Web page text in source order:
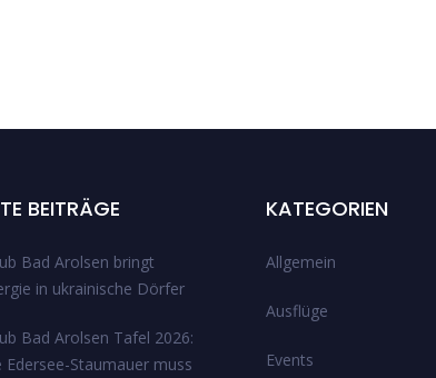
BEITRÄGE
Bad Arolsen bringt
in ukrainische Dörfer
Bad Arolsen Tafel 2026:
Edersee-Staumauer muss
KATEGORIEN
Allgemein
Ausflüge
Events